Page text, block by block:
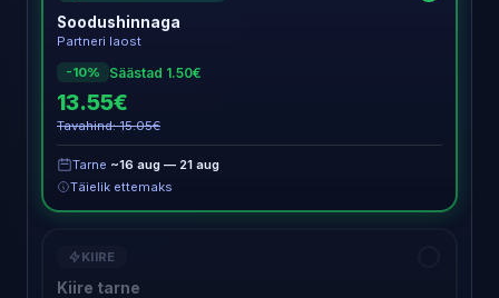
Soodushinnaga
Partneri laost
-10%
Säästad 1.50€
13.55€
Tavahind: 15.05€
Tarne ~16 aug — 21 aug
Täielik ettemaks
KIIRE
Kiire tarne